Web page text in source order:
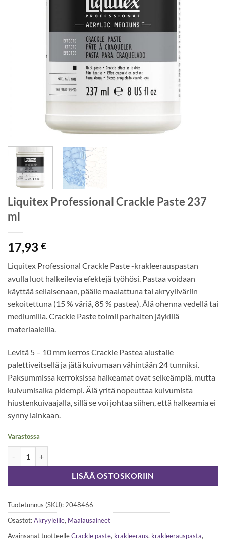
Liquitex Professional Crackle Paste 237
ml
17,93 €
Liquitex Professional Crackle Paste -krakleerauspastan
avulla luot halkeilevia efektejä työhösi. Pastaa voidaan
käyttää sellaisenaan, päälle maalattuna tai akryyliväriin
sekoitettuna (15 % väriä, 85 % pastea). Älä ohenna vedellä tai
mediumilla. Crackle Paste toimii parhaiten jäykillä
materiaaleilla.
Levitä 5 – 10 mm kerros Crackle Pastea alustalle
palettiveitsellä ja jätä kuivumaan vähintään 24 tunniksi.
Paksummissa kerroksissa halkeamat ovat selkeämpiä, mutta
kuivumisaika pidempi. Älä yritä nopeuttaa kuivumista
hiustenkuivaajalla, sillä se voi johtaa siihen, että halkeamia ei
synny lainkaan.
Varastossa
LISÄÄ OSTOSKORIIN
Tuotetunnus (SKU):2048466
Osastot:Akryyleille, Maalausaineet
Avainsanat tuotteelleCrackle paste, krakleeraus, krakleerauspasta,